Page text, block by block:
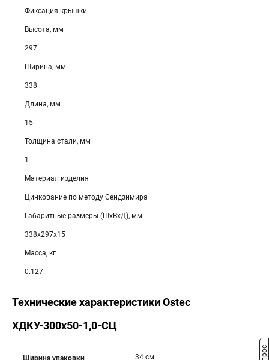
Фиксация крышки
Высота, мм
297
Ширина, мм
338
Длина, мм
15
Толщина стали, мм
1
Материал изделия
Цинкование по методу Сендзимира
Габаритные размеры (ШхВхД), мм
338х297х15
Масса, кг
0.127
Технические характеристики Ostec
ХДКУ-300х50-1,0-СЦ
Ширина упаковки 34 см